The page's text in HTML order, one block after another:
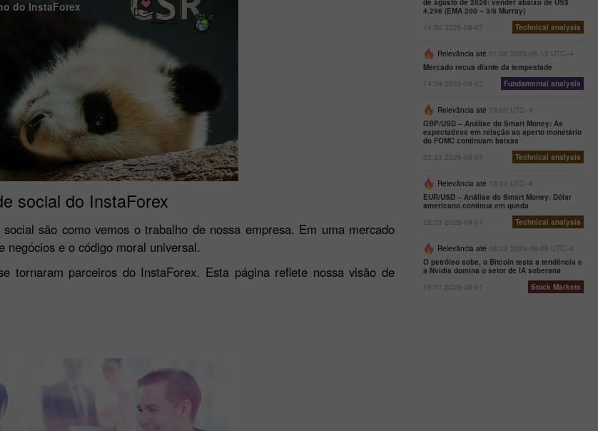
do InstaForex
social do InstaForex
são como vemos o trabalho de nossa empresa. Em uma mercado
e o código moral universal.
tornaram parceiros do InstaForex. Esta página reflete nossa visão de
de agosto de 2026: vender abaixo de US$
4.296 (EMA 200 – 3/8 Murray)
14:50 2026-08-07
Technical analysis
Relevância até 01:00 2026-08-12 UTC--4
Mercado recua diante da tempestade
14:54 2026-08-07
Fundamental analysis
Relevância até 13:00 UTC--4
GBP/USD – Análise do Smart Money: As
expectativas em relação ao aperto monetário
do FOMC continuam baixas
22:33 2026-08-07
Technical analysis
Relevância até 13:00 UTC--4
EUR/USD – Análise do Smart Money: Dólar
americano continua em queda
22:23 2026-08-07
Technical analysis
Relevância até 06:00 2026-08-09 UTC--4
O petróleo sobe, o Bitcoin testa a tendência e
a Nvidia domina o setor de IA soberana
16:51 2026-08-07
Stock Markets